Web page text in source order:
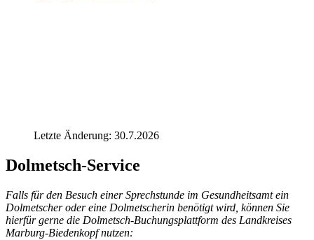
Letzte Änderung: 30.7.2026
Dolmetsch-Service
Falls für den Besuch einer Sprechstunde im Gesundheitsamt ein
Dolmetscher oder eine Dolmetscherin benötigt wird, können Sie
hierfür gerne die Dolmetsch-Buchungsplattform des Landkreises
Marburg-Biedenkopf nutzen: